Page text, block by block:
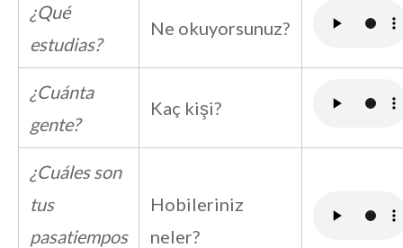
¿Qué
estudias?
Ne okuyorsunuz?
¿Cuánta
gente?
Kaç kişi?
¿Cuáles son
tus
pasatiempos
Hobileriniz
neler?